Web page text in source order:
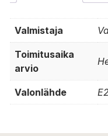
Valmistaja
Toimitusaika
arvio
Valonlähde